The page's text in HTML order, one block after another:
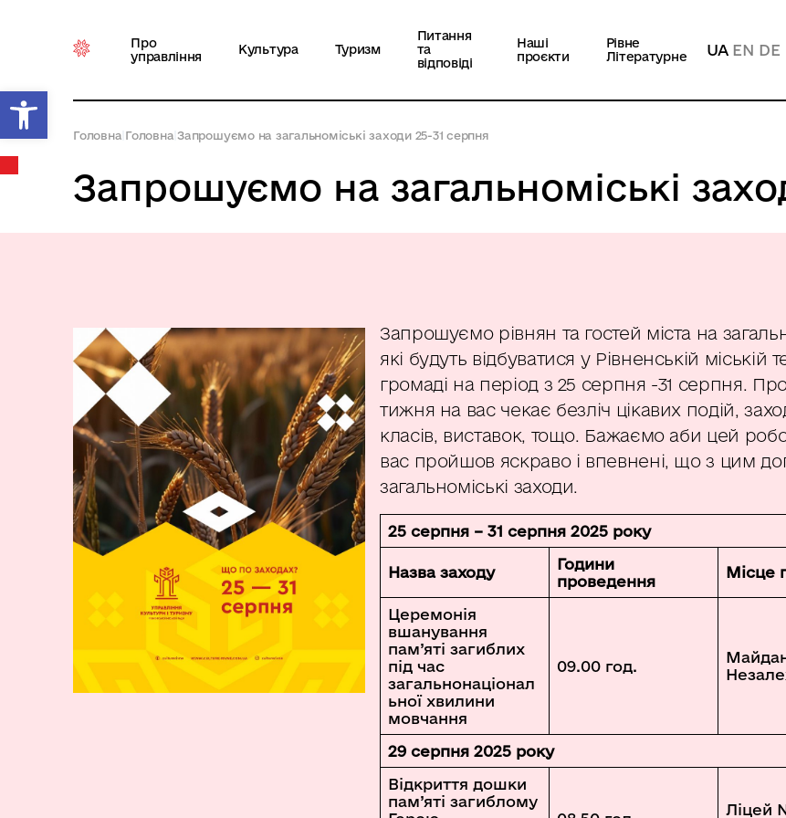
Відкрити Панель інструментів
Про
управління
Культура Туризм
Питання
та
відповіді
Наші
проєкти
Рівне
Літературне
UA EN DE
Головна Головна Запрошуємо на загальноміські заходи 25-31 серпня
Запрошуємо на загальноміські
Запрошуємо рівнян та гостей міста на
які будуть відбуватися у Рівненській міській
громаді на період з 25 серпня -31 серпня.
тижня на вас чекає безліч цікавих подій,
класів, виставок, тощо. Бажаємо аби цей
вас пройшов яскраво і впевнені, що з цим
загальноміські заходи.
25 серпня – 31 серпня 2025 року
Назва заходу
Години
проведення
Місце
Церемонія
вшанування
пам’яті загиблих
під час
загальнонаціонал
ьної хвилини
мовчання
09.00 год.
29 серпня 2025 року
Відкриття дошки
пам’яті загиблому
Ліцей